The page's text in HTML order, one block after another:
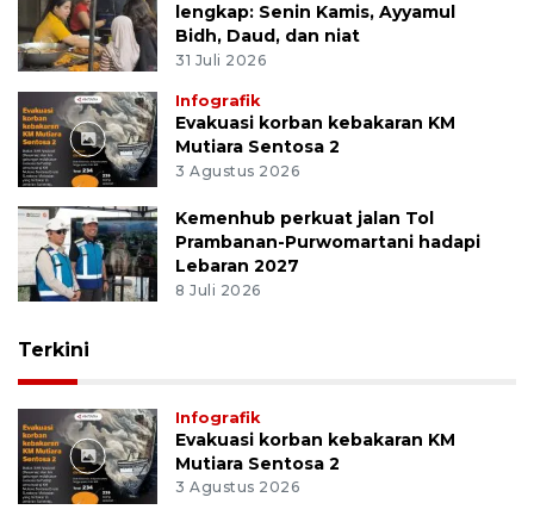
lengkap: Senin Kamis, Ayyamul
Bidh, Daud, dan niat
31 Juli 2026
Infografik
Evakuasi korban kebakaran KM
Mutiara Sentosa 2
3 Agustus 2026
Kemenhub perkuat jalan Tol
Prambanan-Purwomartani hadapi
Lebaran 2027
8 Juli 2026
Terkini
Infografik
Evakuasi korban kebakaran KM
Mutiara Sentosa 2
3 Agustus 2026